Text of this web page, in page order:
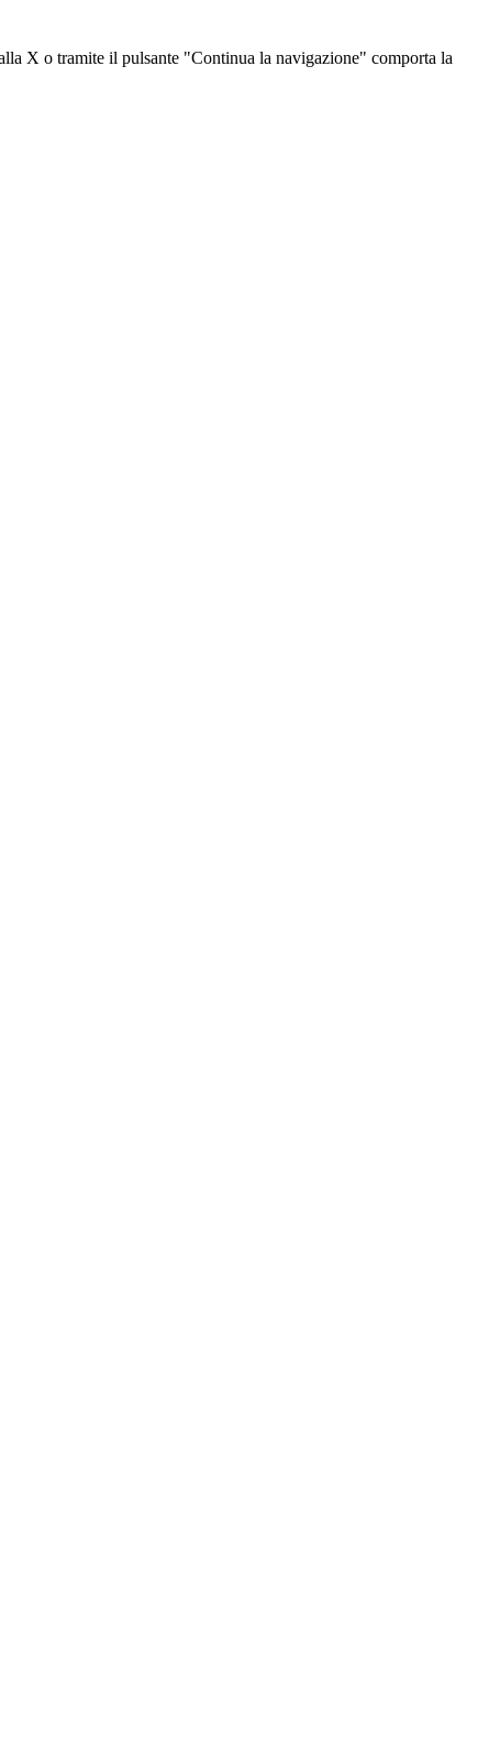
X o tramite il pulsante "Continua la navigazione" comporta la